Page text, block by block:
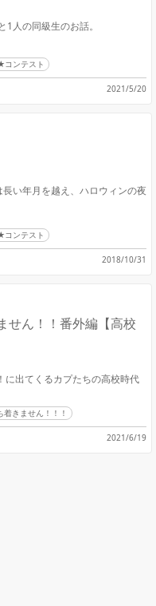
人の同級生のお話。
コンテスト
2021/5/20
い年月を越え、ハロウィンの夜
コンテスト
2018/10/31
せん！！番外編【高校
に出てくるカプたちの高校時代
きません！！！
2021/6/19